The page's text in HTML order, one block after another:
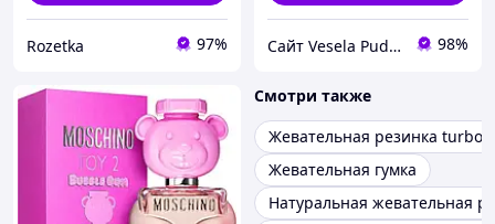
Rozetka 97% Сайт Vesela Pudra 98%
Смотри также
Жевательная резинка turbo
Жевательная гумка
Натуральная жевательная